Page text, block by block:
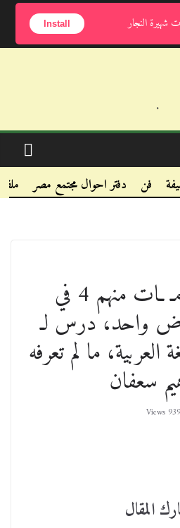
10, 2026
.
.
.
فن دفتر احوال مجتمع مصر
أنجب 9 أبناء، مـ ـات منهم 4 في
واحد، درس لـ
ما لم تعرفه
سعفان
939 Views
المقال
Install